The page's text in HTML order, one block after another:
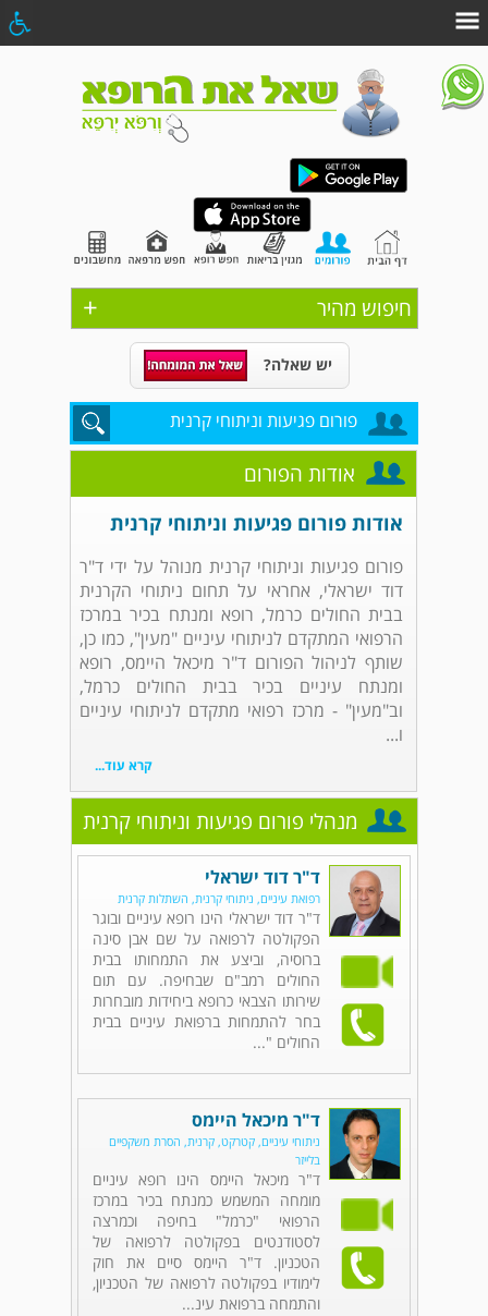
+ חיפוש מהיר
יש שאלה?
פורום פגיעות וניתוחי קרנית
אודות הפורום
אודות פורום פגיעות וניתוחי קרנית
פורום פגיעות וניתוחי קרנית מנוהל על ידי ד"ר
דוד ישראלי, אחראי על תחום ניתוחי הקרנית
בבית החולים כרמל, רופא ומנתח בכיר במרכז
הרפואי המתקדם לניתוחי עיניים "מעין", כמו כן,
שותף לניהול הפורום ד"ר מיכאל היימס, רופא
ומנתח עיניים בכיר בבית החולים כרמל,
וב"מעין" - מרכז רפואי מתקדם לניתוחי עיניים
ו...
קרא עוד...
מנהלי פורום פגיעות וניתוחי קרנית
ד"ר דוד ישראלי
רפואת עיניים, ניתוחי קרנית, השתלות קרנית
ד"ר דוד ישראלי הינו רופא עיניים ובוגר
הפקולטה לרפואה על שם אבן סינה
ברוסיה, וביצע את התמחותו בבית
החולים רמב"ם שבחיפה. עם תום
שירותו הצבאי כרופא ביחידות מובחרות
בחר להתמחות ברפואת עיניים בבית
החולים "...
ד"ר מיכאל היימס
ניתוחי עיניים, קטרקט, קרנית, הסרת משקפיים
בלייזר
ד"ר מיכאל היימס הינו רופא עיניים
מומחה המשמש כמנתח בכיר במרכז
הרפואי "כרמל" בחיפה וכמרצה
לסטודנטים בפקולטה לרפואה של
הטכניון. ד"ר היימס סיים את חוק
לימודיו בפקולטה לרפואה של הטכניון,
והתמחה ברפואת עינ...